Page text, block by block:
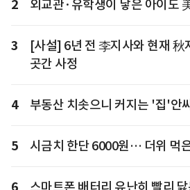
2 외교관·유학생이 낳은 아이도
3
[사설] 6년 전 李지사와 현재 秋
곳간 사정
4 부동산 치솟으니 커지는 '집'안
5 시금치 한단 6000원… 더위 먹
6 스마트폰 배터리 유난히 빨리